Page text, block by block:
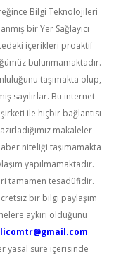
Bilgi Teknolojileri
bir Yer Sağlayıcı
içerikleri proaktif
bulunmamaktadır.
taşımakta olup,
sayılırlar. Bu internet
ile hiçbir bağlantısı
makaleler
niteliği taşımamakta
yapılmamaktadır.
tamamen tesadüfidir.
bir bilgi paylaşım
aykırı olduğunu
yasal süre içerisinde